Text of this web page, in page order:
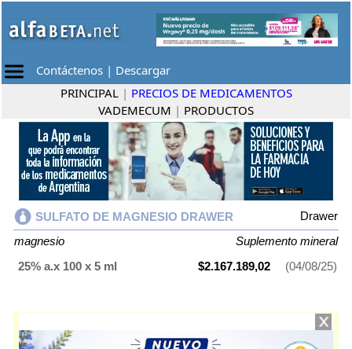
Contáctenos | Descargar
PRINCIPAL | PRECIOS DE MEDICAMENTOS
VADEMECUM | PRODUCTOS
SULFATO DE MAGNESIO DRAWER
Drawer
magnesio
Suplemento mineral
25% a.x 100 x 5 ml
$2.167.189,02 (04/08/25)
como
Suplemento mineral . Es producido porDrawer
y cuenta con 1